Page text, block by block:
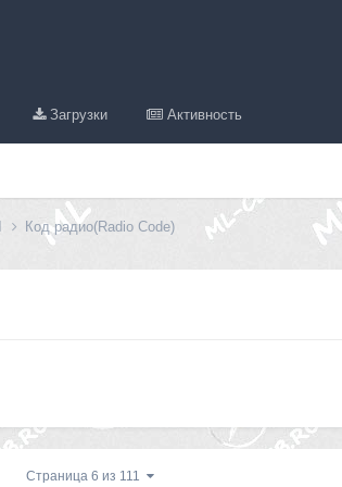
Загрузки Активность
Код радио(Radio Code)
Страница 6 из 111